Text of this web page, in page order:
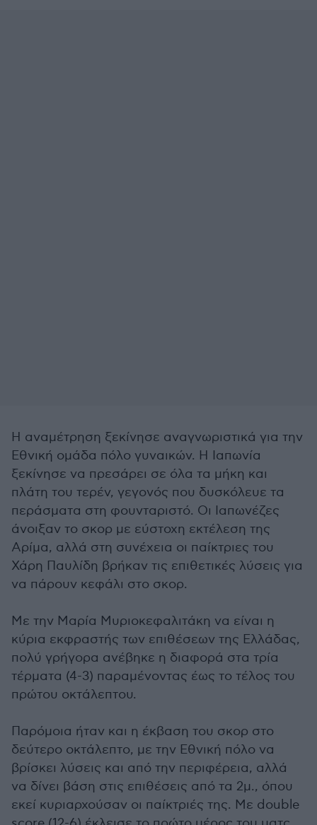
Η αναμέτρηση ξεκίνησε αναγνωριστικά για την
Εθνική ομάδα πόλο γυναικών. Η Ιαπωνία
ξεκίνησε να πρεσάρει σε όλα τα μήκη και
πλάτη του τερέν, γεγονός που δυσκόλευε τα
περάσματα στη φουνταριστό. Οι Ιαπωνέζες
άνοιξαν το σκορ με εύστοχη εκτέλεση της
Αρίμα, αλλά στη συνέχεια οι παίκτριες του
Χάρη Παυλίδη βρήκαν τις επιθετικές λύσεις για
να πάρουν κεφάλι στο σκορ.
Με την Μαρία Μυριοκεφαλιτάκη να είναι η
κύρια εκφραστής των επιθέσεων της Ελλάδας,
πολύ γρήγορα ανέβηκε η διαφορά στα τρία
τέρματα (4-3) παραμένοντας έως το τέλος του
πρώτου οκτάλεπτου.
Παρόμοια ήταν και η έκβαση του σκορ στο
δεύτερο οκτάλεπτο, με την Εθνική πόλο να
βρίσκει λύσεις και από την περιφέρεια, αλλά
να δίνει βάση στις επιθέσεις από τα 2μ., όπου
εκεί κυριαρχούσαν οι παίκτριές της. Με double